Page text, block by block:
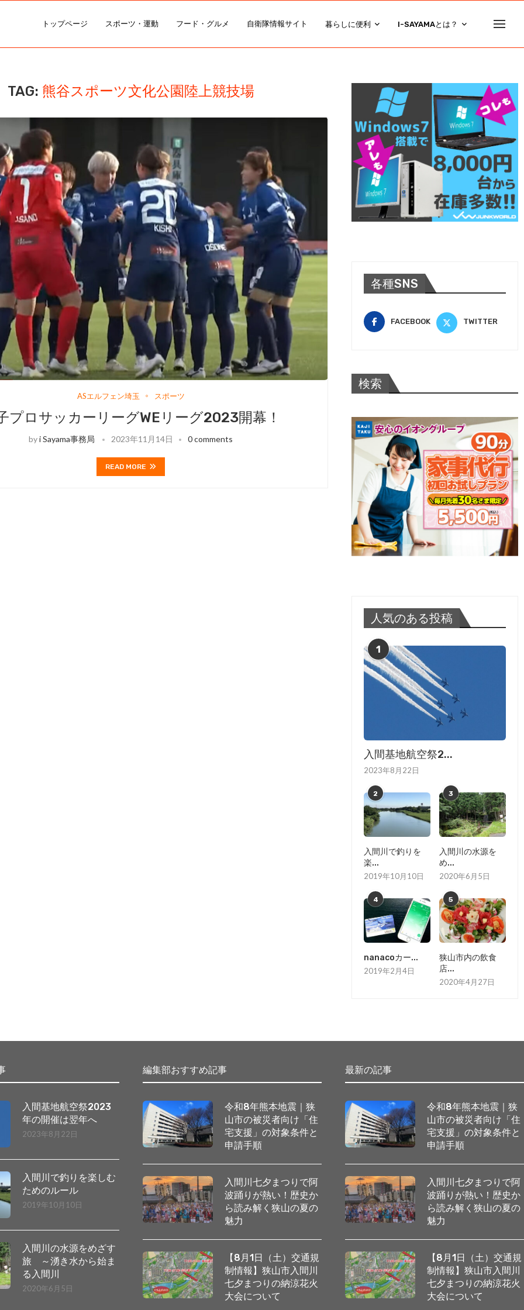
トップページ スポーツ・運動 フード・グルメ 自衛隊情報サイト 暮らしに便利 I-SAYAMAとは？
TAG: 熊谷スポーツ文化公園陸上競技場
ASエルフェン埼玉 スポーツ
プロサッカーリーグWEリーグ2023開幕！
byi Sayama事務局 2023年11月14日 0 comments
READ MORE
各種SNS
FACEBOOK TWITTER
検索
人気のある投稿
1
入間基地航空祭2...
2023年8月22日
2
入間川で釣りを
楽...
2019年10月10日
3
入間川の水源を
め...
2020年6月5日
4
nanacoカー...
2019年2月4日
5
狭山市内の飲食
店...
2020年4月27日
入間基地航空祭2023
年の開催は翌年へ
2023年8月22日
入間川で釣りを楽しむ
ためのルール
2019年10月10日
入間川の水源をめざす
旅 ～湧き水から始ま
る入間川
2020年6月5日
編集部おすすめ記事
令和8年熊本地震｜狭
山市の被災者向け「住
宅支援」の対象条件と
申請手順
入間川七夕まつりで阿
波踊りが熱い！歴史か
ら読み解く狭山の夏の
魅力
【8月1日（土）交通規
制情報】狭山市入間川
七夕まつりの納涼花火
大会について
最新の記事
令和8年熊本地震｜狭
山市の被災者向け「住
宅支援」の対象条件と
申請手順
入間川七夕まつりで阿
波踊りが熱い！歴史か
ら読み解く狭山の夏の
魅力
【8月1日（土）交通規
制情報】狭山市入間川
七夕まつりの納涼花火
大会について